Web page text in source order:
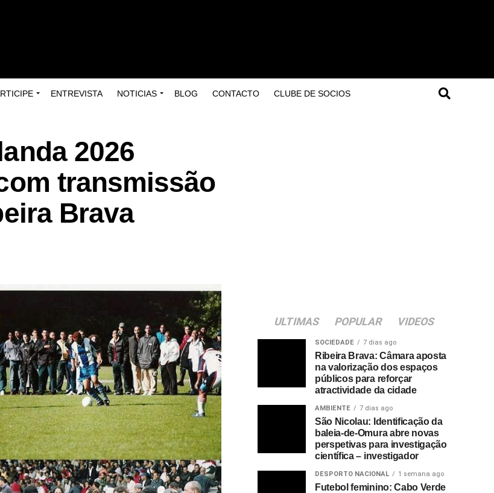
ENTREVISTA NOTICIAS BLOG CONTACTO CLUBE DE SOCIOS
2026
transmissão
Brava
ULTIMAS POPULAR VIDEOS
SOCIEDADE 7 dias ago
Ribeira Brava: Câmara aposta
na valorização dos espaços
públicos para reforçar
atractividade da cidade
AMBIENTE 7 dias ago
São Nicolau: Identificação da
baleia-de-Omura abre novas
perspetivas para investigação
científica – investigador
DESPORTO NACIONAL 1 semana ago
Futebol feminino: Cabo Verde